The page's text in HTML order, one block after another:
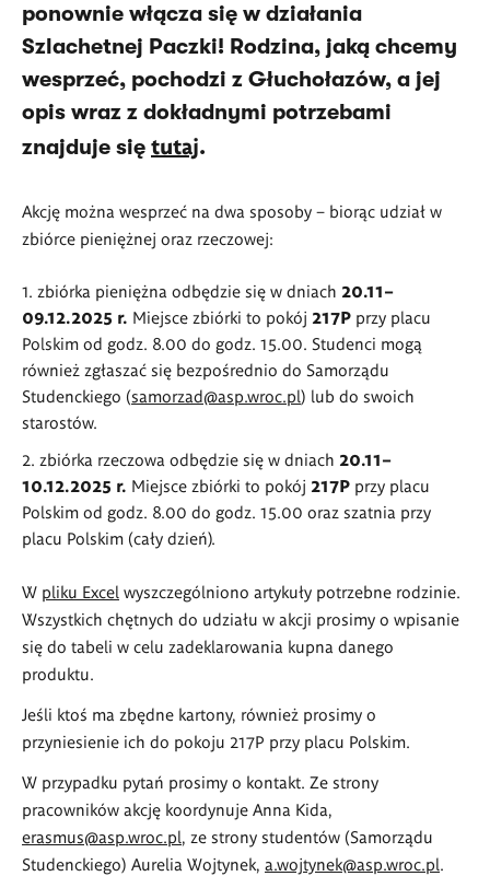
ponownie włącza się w działania
Szlachetnej Paczki! Rodzina, jaką chcemy
wesprzeć, pochodzi z Głuchołazów, a jej
opis wraz z dokładnymi potrzebami
znajduje się tutaj.
Akcję można wesprzeć na dwa sposoby – biorąc udział w
zbiórce pieniężnej oraz rzeczowej:
zbiórka pieniężna odbędzie się w dniach 20.11–
09.12.2025 r. Miejsce zbiórki to pokój 217P przy placu
Polskim od godz. 8.00 do godz. 15.00. Studenci mogą
również zgłaszać się bezpośrednio do Samorządu
Studenckiego (samorzad@asp.wroc.pl) lub do swoich
starostów.
zbiórka rzeczowa odbędzie się w dniach 20.11–
10.12.2025 r. Miejsce zbiórki to pokój 217P przy placu
Polskim od godz. 8.00 do godz. 15.00 oraz szatnia przy
placu Polskim (cały dzień).
W pliku Excel wyszczególniono artykuły potrzebne rodzinie.
Wszystkich chętnych do udziału w akcji prosimy o wpisanie
się do tabeli w celu zadeklarowania kupna danego
produktu.
Jeśli ktoś ma zbędne kartony, również prosimy o
przyniesienie ich do pokoju 217P przy placu Polskim.
W przypadku pytań prosimy o kontakt. Ze strony
pracowników akcję koordynuje Anna Kida,
erasmus@asp.wroc.pl, ze strony studentów (Samorządu
Studenckiego) Aurelia Wojtynek, a.wojtynek@asp.wroc.pl.